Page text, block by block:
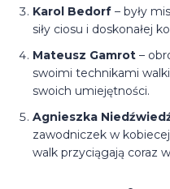
Karol Bedorf – były
siły ciosu i doskonałej
Mateusz Gamrot –
swoimi technikami
swoich umiejętności.
Agnieszka
zawodniczek w
walk przyciągają coraz